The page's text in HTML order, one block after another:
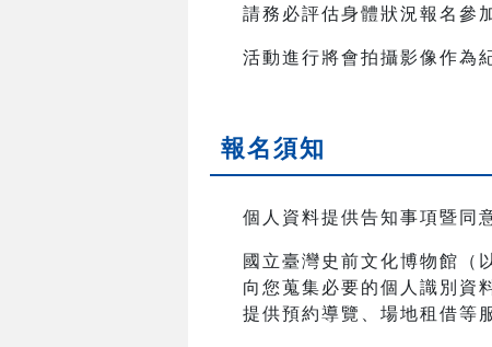
請務必評估身體狀況報名參
活動進行將會拍攝影像作為
報名須知
個人資料提供告知事項暨同
國立臺灣史前文化博物館（
向您蒐集必要的個人識別資
提供預約導覽、場地租借等